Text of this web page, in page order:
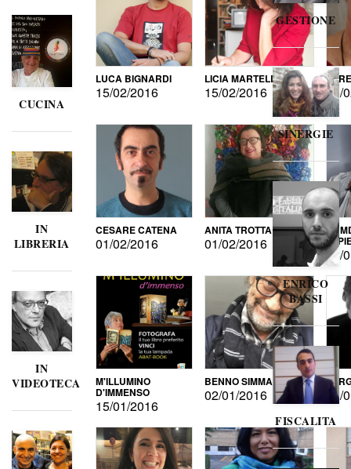
CUCINA
IN
LIBRERIA
IN
VIDEOTECA
LUCA BIGNARDI
15/02/2016
LICIA MARTELLI
15/02/2016 15/
CESARE CATENA
01/02/2016
ANITA TROTTA
01/02/2016 DI
15/
M'ILLUMINO
D'IMMENSO
15/01/2016
BENNO SIMMA
02/01/2016
GESTIONE
SINERGIE
ENRICO
BASSI
FISCALITA